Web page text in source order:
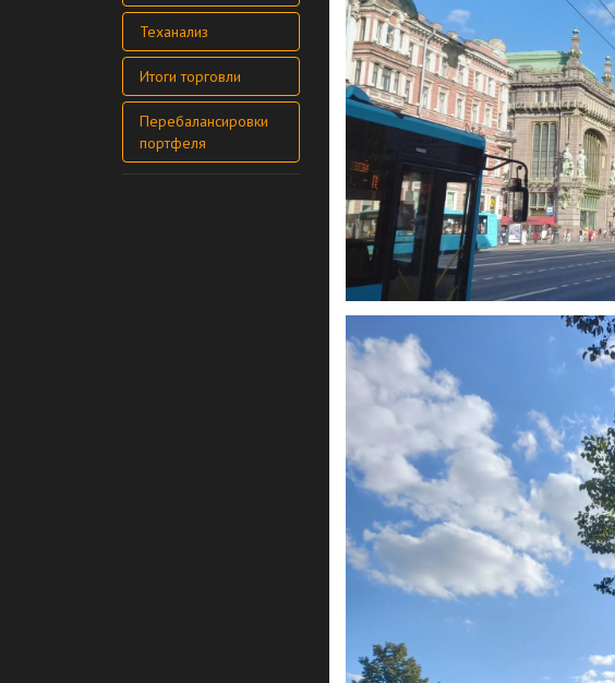
Теханализ
Итоги торговли
Перебалансировки
портфеля